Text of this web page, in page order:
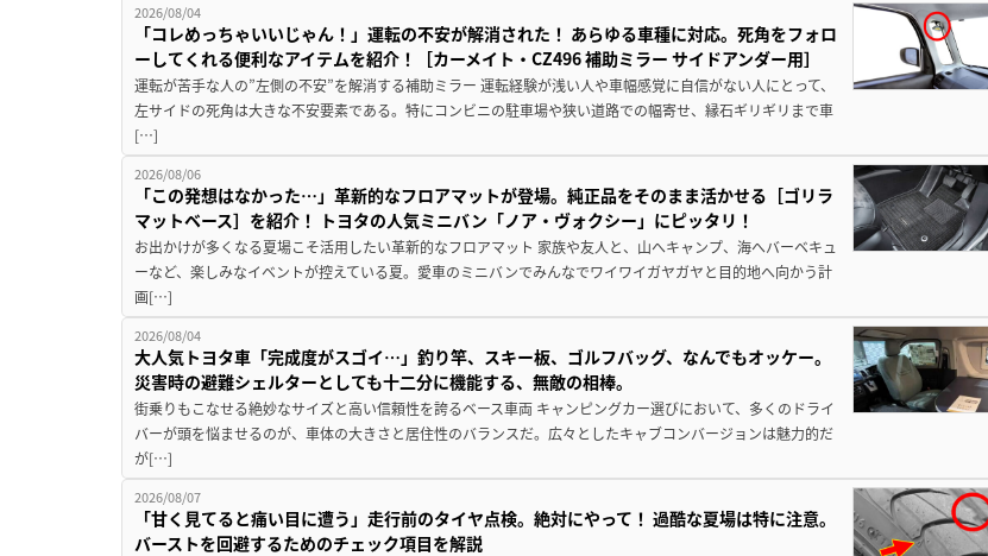
2026/08/04
「コレめっちゃいいじゃん！」運転の不安が解消された！ あらゆる車種に対応。死角をフォロ
ーしてくれる便利なアイテムを紹介！［カーメイト・CZ496 補助ミラー サイドアンダー用］
運転が苦手な人の”左側の不安”を解消する補助ミラー 運転経験が浅い人や車幅感覚に自信がない人にとって、
左サイドの死角は大きな不安要素である。特にコンビニの駐車場や狭い道路での幅寄せ、縁石ギリギリまで車
[…]
2026/08/06
「この発想はなかった…」革新的なフロアマットが登場。純正品をそのまま活かせる［ゴリラ
マットベース］を紹介！ トヨタの人気ミニバン「ノア・ヴォクシー」にピッタリ！
お出かけが多くなる夏場こそ活用したい革新的なフロアマット 家族や友人と、山へキャンプ、海へバーベキュ
ーなど、楽しみなイベントが控えている夏。愛車のミニバンでみんなでワイワイガヤガヤと目的地へ向かう計
画[…]
2026/08/04
大人気トヨタ車「完成度がスゴイ…」釣り竿、スキー板、ゴルフバッグ、なんでもオッケー。
災害時の避難シェルターとしても十二分に機能する、無敵の相棒。
街乗りもこなせる絶妙なサイズと高い信頼性を誇るベース車両 キャンピングカー選びにおいて、多くのドライ
バーが頭を悩ませるのが、車体の大きさと居住性のバランスだ。広々としたキャブコンバージョンは魅力的だ
が[…]
2026/08/07
「甘く見てると痛い目に遭う」走行前のタイヤ点検。絶対にやって！ 過酷な夏場は特に注意。
バーストを回避するためのチェック項目を解説